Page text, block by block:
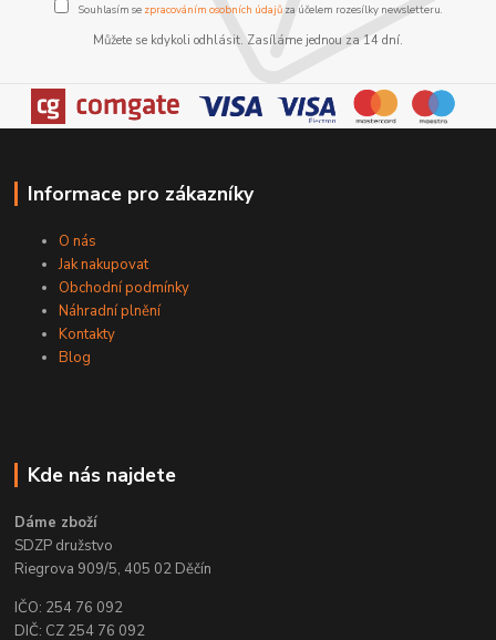
Souhlasím se zpracováním osobních údajůza účelem rozesílky newsletteru.
Můžete se kdykoli odhlásit. Zasíláme jednou za 14 dní.
Informace pro zákazníky
O nás
Jak nakupovat
Obchodní podmínky
Náhradní plnění
Kontakty
Blog
Kde nás najdete
Dáme zboží
SDZP družstvo
Riegrova 909/5, 405 02 Děčín
IČO: 254 76 092
DIČ: CZ 254 76 092